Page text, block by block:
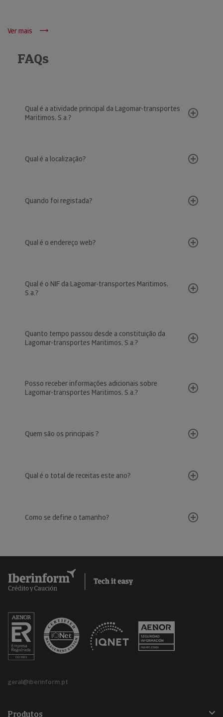
Ver mais
FAQs
Qual é a atividade principal da Lagomar-transportes
Maritimos, S.a.?
Qual é a localização?
Quando foi registada?
Qual é o endereço web?
Qual é o NIF da Lagomar-transportes Maritimos,
S.a.?
Quanto tempo passou desde a constituição da
Lagomar-transportes Maritimos, S.a.?
Posso receber informações adicionais sobre
Lagomar-transportes Maritimos, S.a.?
Quem são os principais ?
Qual é o total de receitas este ano?
Como se define o tamanho?
geral@iberinform.pt
Produtos